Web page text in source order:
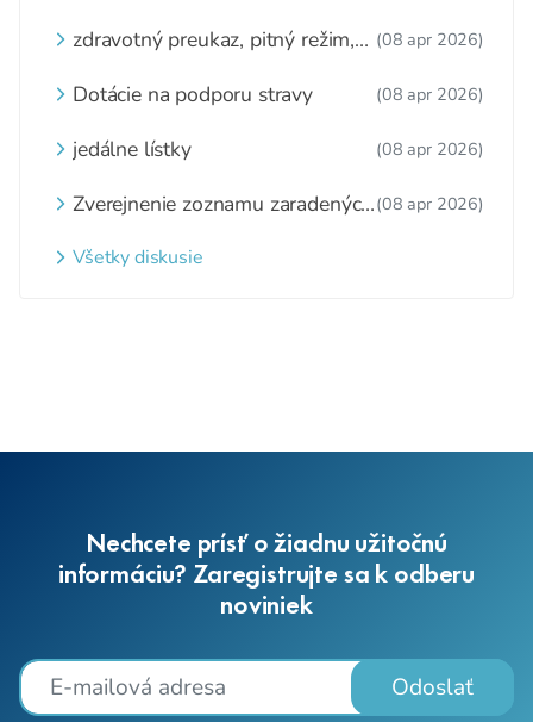
zdravotný preukaz, pitný režim,
(08 apr 2026)
Dotácie na podporu stravy (08 apr 2026)
jedálne lístky (08 apr 2026)
Zverejnenie zoznamu zaradených
webovom sídle
(08 apr 2026)
Všetky diskusie
Nechcete prísť o žiadnu užitočnú
informáciu? Zaregistrujte sa k odberu
noviniek
Odoslať